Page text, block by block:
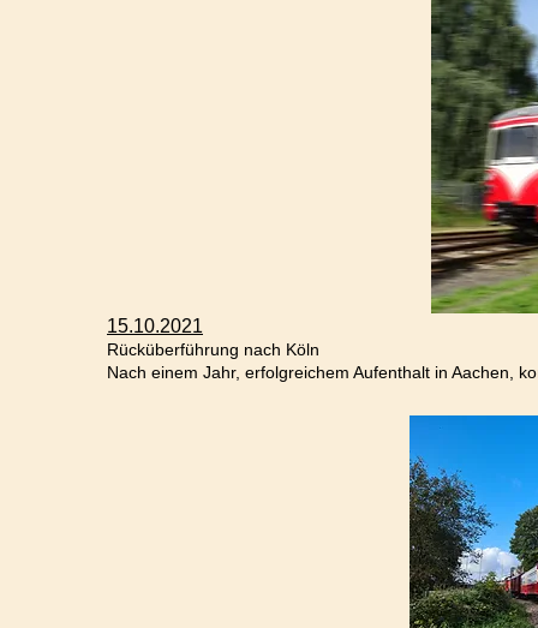
15.10.2021
Rücküberführung nach Köln
Nach einem Jahr, erfolgreichem Aufenthalt in Aachen,